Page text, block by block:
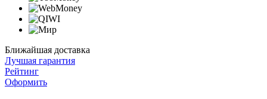
Ближайшая доставка
Лучшая гарантия
Рейтинг
Оформить